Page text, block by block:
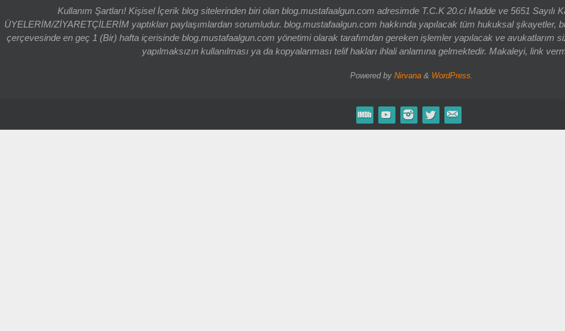
Kullanım Şartları! Kişisel İçerik blog sitelerinden biri olan blog.mustafaalgun.com adresimde T.C.K 20.ci Madde ve 5651 Sayılı
ÜYELERİM/ZİYARETÇİLERİM yaptıkları paylaşımlardan sorumludur. blog.mustafaalgun.com hakkında yapılacak tüm hukuksal
çerçevesinde en geç 1 (Bir) hafta içerisinde blog.mustafaalgun.com yönetimi olarak tarafımdan gereken işlemler yapılacak ve avukatlarım
yapılmaksızın kullanılması ya da kopyalanması telif hakları ihlali anlamına gelmektedir. Makaleyi, link
Powered by Nirvana& WordPress.